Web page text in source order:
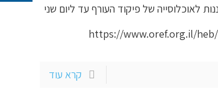
לאוכלוסייה של פיקוד העורף עד ליום שני
https://www.oref.org.il/
קרא עוד